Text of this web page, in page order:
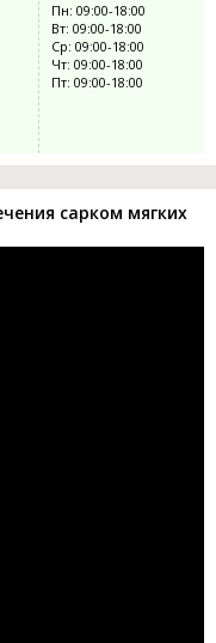
Пн: 09:00-18:00
Вт: 09:00-18:00
Ср: 09:00-18:00
Чт: 09:00-18:00
Пт: 09:00-18:00
сарком мягких